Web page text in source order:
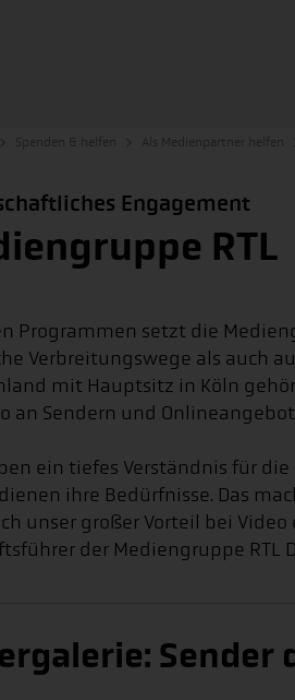
Engagement
RTL
Programmen setzt die
Verbreitungswege als auch
mit Hauptsitz in Köln
an Sendern und
ein tiefes Verständnis für
ihre Bedürfnisse. Das
unser großer Vorteil bei
der Mediengruppe RTL
Sender